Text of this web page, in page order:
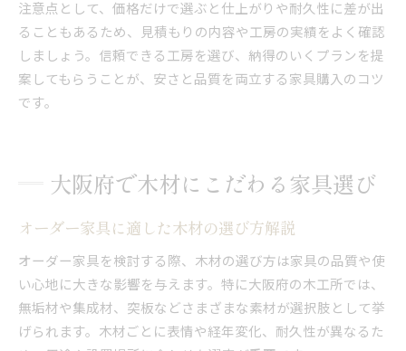
注意点として、価格だけで選ぶと仕上がりや耐久性に差が出
ることもあるため、見積もりの内容や工房の実績をよく確認
しましょう。信頼できる工房を選び、納得のいくプランを提
案してもらうことが、安さと品質を両立する家具購入のコツ
です。
大阪府で木材にこだわる家具選び
オーダー家具に適した木材の選び方解説
オーダー家具を検討する際、木材の選び方は家具の品質や使
い心地に大きな影響を与えます。特に大阪府の木工所では、
無垢材や集成材、突板などさまざまな素材が選択肢として挙
げられます。木材ごとに表情や経年変化、耐久性が異なるた